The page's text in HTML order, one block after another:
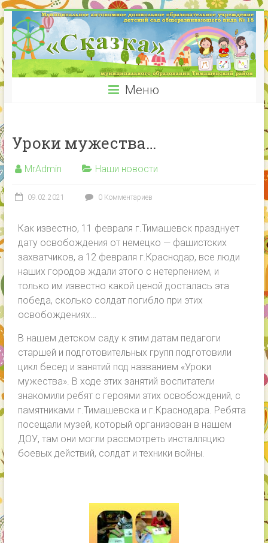
Меню
Уроки мужества…
MrAdmin Наши новости
09.02.2021 0 Комментариев
Как известно, 11 февраля г.Тимашевск празднует
дату освобождения от немецко — фашистских
захватчиков, а 12 февраля г.Краснодар, все люди
наших городов ждали этого с нетерпением, и
только им известно какой ценой досталась эта
победа, сколько солдат погибло при этих
освобождениях…
В нашем детском саду к этим датам педагоги
старшей и подготовительных групп подготовили
цикл бесед и занятий под названием «Уроки
мужества». В ходе этих занятий воспитатели
знакомили ребят с героями этих освобождений, с
памятниками г.Тимашевска и г.Краснодара. Ребята
посещали музей, который организован в нашем
ДОУ, там они могли рассмотреть инсталляцию
боевых действий, солдат и техники войны.